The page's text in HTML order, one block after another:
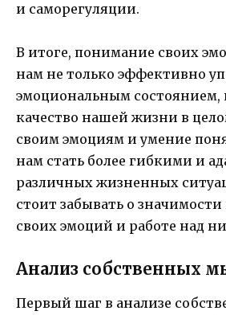
и саморегуляции.
В итоге, понимание своих
нам не только эффективно
эмоциональным состоянием,
качество нашей жизни в
своим эмоциям и умение
нам стать более гибкими и
различных жизненных
стоит забывать о
своих эмоций и работе над
Анализ собственных
Первый шаг в анализе